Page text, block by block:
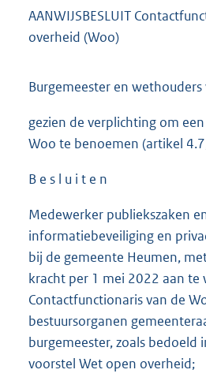
AANWIJSBESLUIT
overheid (Woo)
Burgemeester en
gezien de verplichting om
Woo te benoemen (artikel
B e s l u i t e n
Medewerker publiekszaken
informatiebeveiliging en
bij de gemeente Heumen,
kracht per 1 mei 2022 aan te
Contactfunctionaris van de
bestuursorganen
burgemeester, zoals bedoeld
voorstel Wet open overheid;